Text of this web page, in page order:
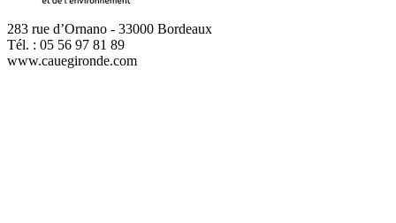
283 rue d’Ornano - 33000 Bordeaux
Tél. : 05 56 97 81 89
www.cauegironde.com